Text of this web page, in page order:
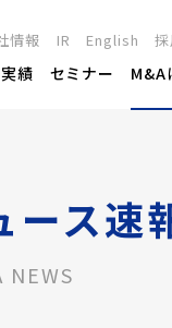
情報 IR English
績 セミナー M&A
ース速
NEWS